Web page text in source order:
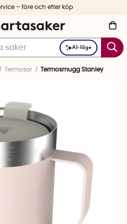
AI-läge
– före och efter köp
Termosar Termosmugg Stanley